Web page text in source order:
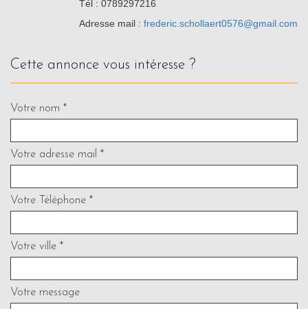
Tél : 0789297216
Adresse mail : frederic.schollaert0576@gmail.com
cette annonce vous intéresse ?
Votre nom *
Votre adresse mail *
Votre Téléphone *
Votre ville *
Votre message